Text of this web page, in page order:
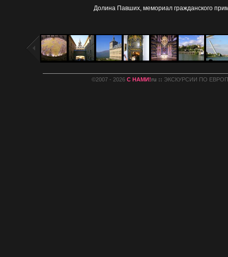
Долина Павших, мемориал гражданского
©2007 - 2026 С НАМИ!ru :: ЭКСКУРСИИ ПО ЕВРОПЕ